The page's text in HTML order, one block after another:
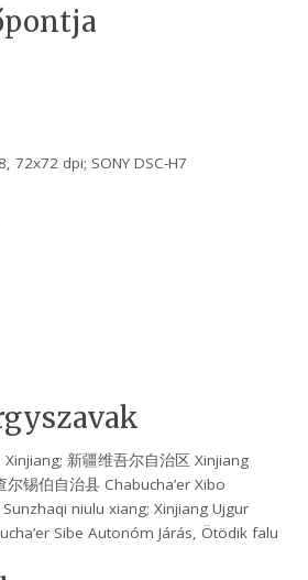
72x72 dpi; SONY DSC-H7
新疆维吾尔自治区 Xinjiang
尔锡伯自治县 Chabucha’er Xibo
niulu xiang; Xinjiang Ujgur
Sibe Autonóm Járás, Ötödik falu